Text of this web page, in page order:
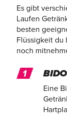
Es gibt
Laufen
besten
Flüssigkeit du
noch
Eine